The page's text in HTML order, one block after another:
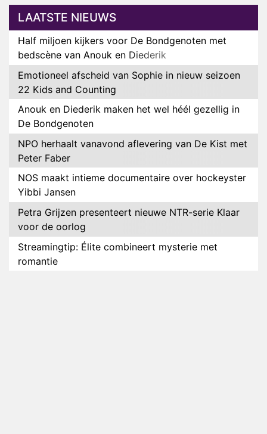
LAATSTE NIEUWS
Half miljoen kijkers voor De Bondgenoten met
bedscène van Anouk en Diederik
Emotioneel afscheid van Sophie in nieuw seizoen
22 Kids and Counting
Anouk en Diederik maken het wel héél gezellig in
De Bondgenoten
NPO herhaalt vanavond aflevering van De Kist met
Peter Faber
NOS maakt intieme documentaire over hockeyster
Yibbi Jansen
Petra Grijzen presenteert nieuwe NTR-serie Klaar
voor de oorlog
Streamingtip: Élite combineert mysterie met
romantie